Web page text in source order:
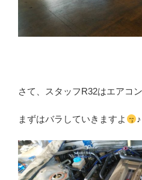
さて、スタッフR32はエアコ
まずはバラしていきますよ